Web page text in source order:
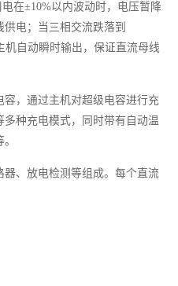
在±10%以内波动时，电压暂降
电；当三相交流跌落到
机自动瞬时输出，保证直流母线
，通过主机对超级电容进行充
种充电模式，同时带有自动温
器、放电检测等组成。每个直流